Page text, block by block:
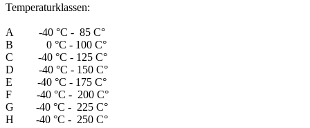
Temperaturklassen:
A -40 °C - 85 C°
B 0 °C - 100 C°
C -40 °C - 125 C°
D -40 °C - 150 C°
E -40 °C - 175 C°
F -40 °C - 200 C°
G -40 °C - 225 C°
H -40 °C - 250 C°